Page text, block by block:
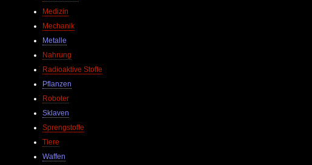
Medizin
Mechanik
Metalle
Nahrung
Radioaktive Stoffe
Pflanzen
Roboter
Sklaven
Sprengstoffe
Tiere
Waffen